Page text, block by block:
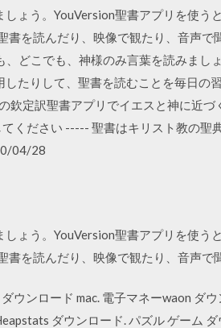
ょう。YouVersion聖書アプリを使う
を読んだり、映像で観たり、音声で
どこでも、神様のみ言葉を読みまし
たりして、聖書を読むことを毎日の
欽定訳聖書アプリでイエスと神に近づ
ください ----- 聖書はキリスト教の聖
04/28
ょう。YouVersion聖書アプリを使う
を読んだり、映像で観たり、音声で
ウンロード mac. 電子マネーwaon ダ
ダウンロード. パズル ゲーム